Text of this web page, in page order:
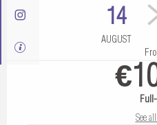
14
AUGUST
See